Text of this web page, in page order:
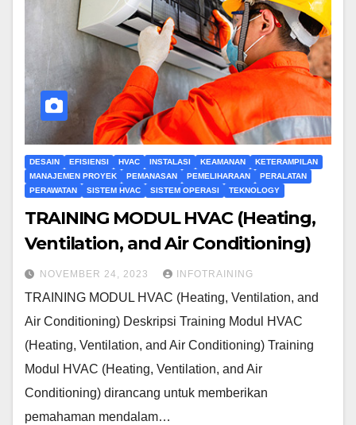
DESAIN EFISIENSI HVAC INSTALASI KEAMANAN
KETERAMPILAN
MANAJEMEN PROYEK
PEMANASAN PEMELIHARAAN
PERALATAN
PERAWATAN
SISTEM HVAC SISTEM OPERASI TEKNOLOGY
TRAINING MODUL HVAC (Heating,
Ventilation, and Air Conditioning)
NOVEMBER 24, 2023 INFOTRAINING
TRAINING MODUL HVAC (Heating, Ventilation, and
Air Conditioning) Deskripsi Training Modul HVAC
(Heating, Ventilation, and Air Conditioning) Training
Modul HVAC (Heating, Ventilation, and Air
Conditioning) dirancang untuk memberikan
pemahaman mendalam…